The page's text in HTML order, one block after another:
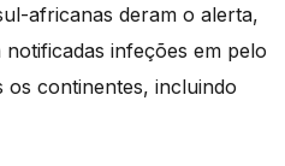
africanas deram o alerta,
infeções em pelo
os continentes, incluindo